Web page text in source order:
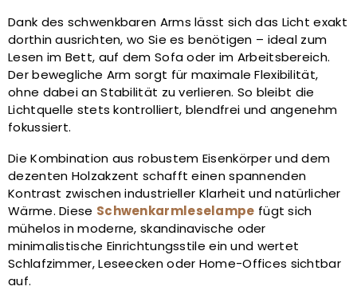
Dank des schwenkbaren Arms lässt sich das Licht exakt
dorthin ausrichten, wo Sie es benötigen – ideal zum
Lesen im Bett, auf dem Sofa oder im Arbeitsbereich.
Der bewegliche Arm sorgt für maximale Flexibilität,
ohne dabei an Stabilität zu verlieren. So bleibt die
Lichtquelle stets kontrolliert, blendfrei und angenehm
fokussiert.
Die Kombination aus robustem Eisenkörper und dem
dezenten Holzakzent schafft einen spannenden
Kontrast zwischen industrieller Klarheit und natürlicher
Wärme. Diese Schwenkarmleselampe fügt sich
mühelos in moderne, skandinavische oder
minimalistische Einrichtungsstile ein und wertet
Schlafzimmer, Leseecken oder Home-Offices sichtbar
auf.